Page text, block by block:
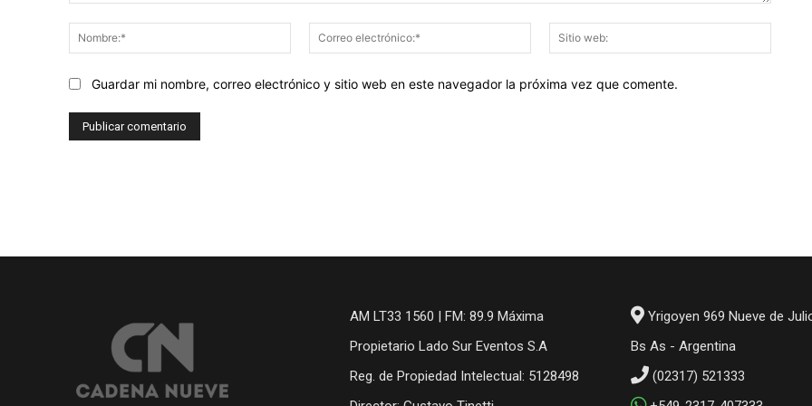
Nombre:*
Correo
electrónico:*
web:
Guardar mi nombre, correo electrónico y sitio web en este navegador la próxima vez que comente.
AM LT33 1560 | FM: 89.9 Máxima
Propietario Lado Sur Eventos S.A
Reg. de Propiedad Intelectual: 5128498
Yrigoyen 969 Nueve de
Bs As - Argentina
(02317) 521333